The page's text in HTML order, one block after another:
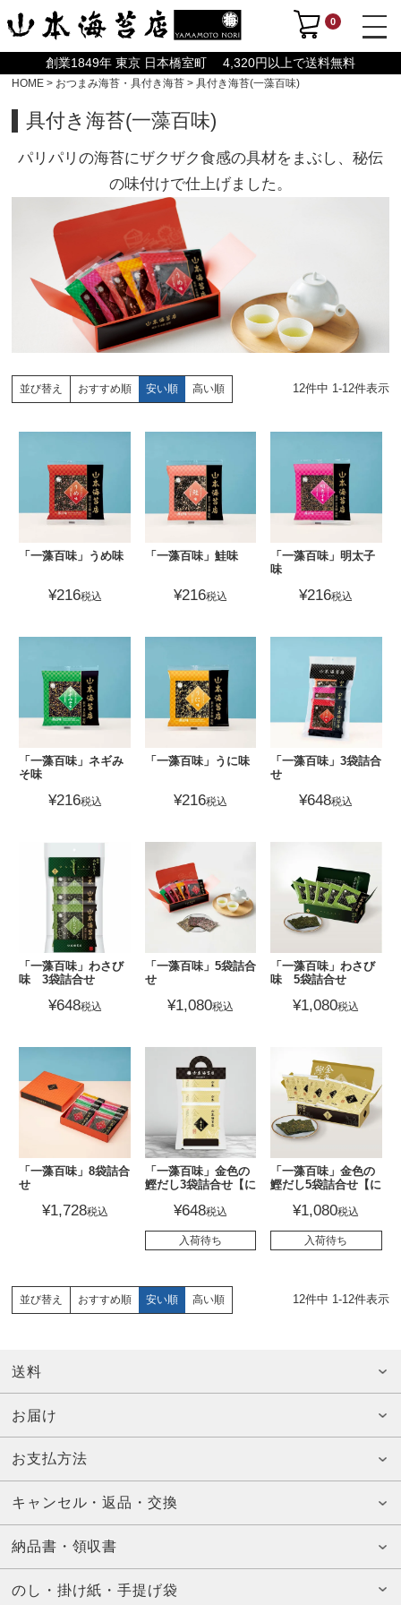
0
創業1849年 東京 日本橋室町 4,320円以上で送料無料
HOME おつまみ海苔・具付き海苔 具付き海苔(一藻百味)
具付き海苔(一藻百味)
パリパリの海苔にザクザク食感の具材をまぶし、秘伝
の味付けで仕上げました。
並び替え おすすめ順 安い順 高い順 12件中 1-12件表示
「一藻百味」うめ味
¥216税込
「一藻百味」鮭味
¥216税込
「一藻百味」明太子
味
¥216税込
「一藻百味」ネギみ
そ味
¥216税込
「一藻百味」うに味
¥216税込
「一藻百味」3袋詰合
せ
¥648税込
「一藻百味」わさび
味 3袋詰合せ
¥648税込
「一藻百味」5袋詰合
せ
¥1,080税込
「一藻百味」わさび
味 5袋詰合せ
¥1,080税込
「一藻百味」8袋詰合
せ
¥1,728税込
「一藻百味」金色の
鰹だし3袋詰合せ【に
¥648税込
入荷待ち
「一藻百味」金色の
鰹だし5袋詰合せ【に
¥1,080税込
入荷待ち
並び替え おすすめ順 安い順 高い順 12件中 1-12件表示
送料
お届け
お支払方法
キャンセル・返品・交換
納品書・領収書
のし・掛け紙・手提げ袋